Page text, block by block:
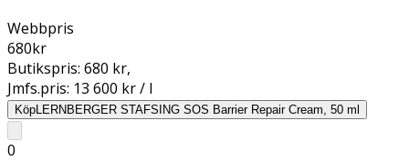
Webbpris
680kr
Butikspris: 680 kr,
Jmfs.pris: 13 600 kr / l
KöpLERNBERGER STAFSING SOS Barrier Repair Cream, 50 ml
0